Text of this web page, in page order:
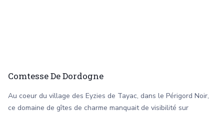
Comtesse De Dordogne
Au coeur du village des Eyzies de Tayac, dans le Périgord Noir,
ce domaine de gîtes de charme manquait de visibilité sur